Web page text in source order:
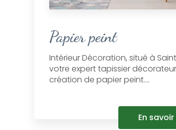
Papier peint
Intérieur Décoration, situé à
votre expert tapissier
création de papier peint....
En